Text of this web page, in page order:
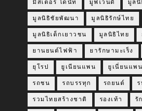
มิสเตอร์ โดนัท มูฟเวนดี้ มูล
มูลนิธิชัยพัฒนา มูลนิธิรักษ์ไทย
มูลนิธิเด็กเยาวชน มูลนิธิไทย
ยานยนต์ไฟฟ้า ยารักษามะเร็ง
ยุโรป ยูเนียนแพน ยูเนี่ยนแพน
รถชน รถบรรทุก รถยนต์
รวมไทยสร้างชาติ รองเท้า รั